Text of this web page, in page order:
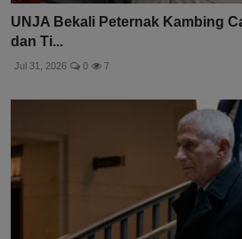
UNJA Bekali Peternak Kambing
dan Ti...
Jul 31, 2026 0 7